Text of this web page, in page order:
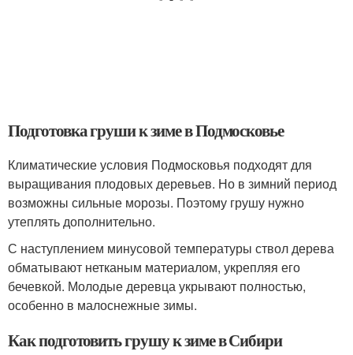
Подготовка груши к зиме в Подмосковье
Климатические условия Подмосковья подходят для
выращивания плодовых деревьев. Но в зимний период
возможны сильные морозы. Поэтому грушу нужно
утеплять дополнительно.
С наступлением минусовой температуры ствол дерева
обматывают нетканым материалом, укрепляя его
бечевкой. Молодые деревца укрывают полностью,
особенно в малоснежные зимы.
Как подготовить грушу к зиме в Сибири